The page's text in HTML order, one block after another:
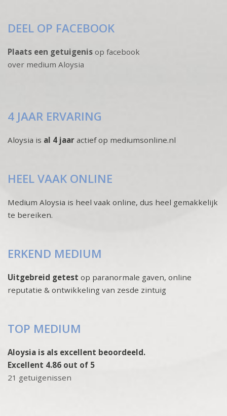
DEEL OP FACEBOOK
Plaats een getuigenis op facebook
over medium Aloysia
4 JAAR ERVARING
Aloysia is al 4 jaar actief op mediumsonline.nl
HEEL VAAK ONLINE
Medium Aloysia is heel vaak online, dus heel gemakkelijk
te bereiken.
ERKEND MEDIUM
Uitgebreid getest op paranormale gaven, online
reputatie & ontwikkeling van zesde zintuig
TOP MEDIUM
Aloysia is als excellent beoordeeld.
Excellent 4.86 out of 5
21 getuigenissen